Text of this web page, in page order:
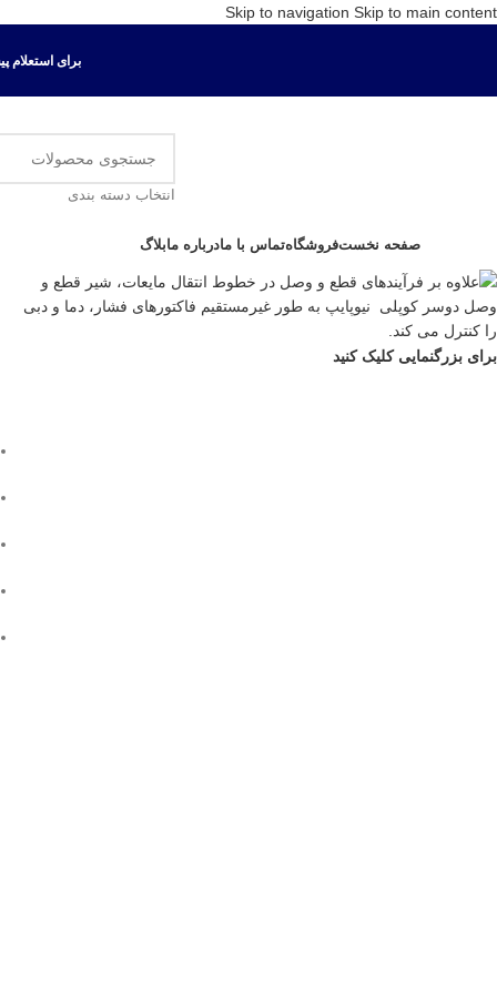
Skip to navigation Skip to main content
برای استعلام پیش
انتخاب دسته بندی
صفحه نخستفروشگاهتماس با مادرباره مابلاگ
برای بزرگنمایی کلیک کنید